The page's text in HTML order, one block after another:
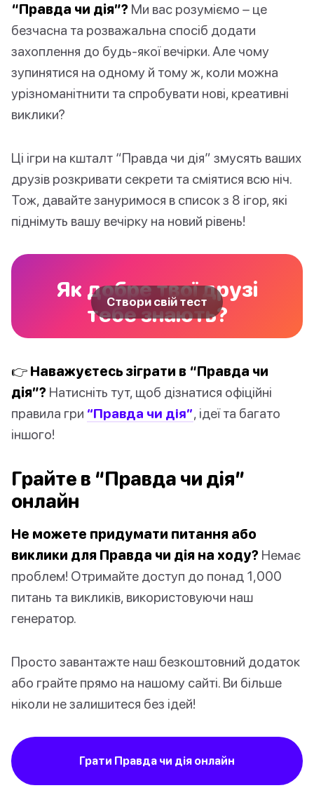
“Правда чи дія”? Ми вас розуміємо – це
безчасна та розважальна спосіб додати
захоплення до будь-якої вечірки. Але чому
зупинятися на одному й тому ж, коли можна
урізноманітнити та спробувати нові, креативні
виклики?
Ці ігри на кшталт “Правда чи дія” змусять ваших
друзів розкривати секрети та сміятися всю ніч.
Тож, давайте зануримося в список з 8 ігор, які
піднімуть вашу вечірку на новий рівень!
Як добре твої друзі
тебе знають?
Створи свій тест
👉 Наважуєтесь зіграти в “Правда чи
дія”? Натисніть тут, щоб дізнатися офіційні
правила гри “Правда чи дія”, ідеї та багато
іншого!
Грайте в “Правда чи дія”
онлайн
Не можете придумати питання або
виклики для Правда чи дія на ходу? Немає
проблем! Отримайте доступ до понад 1,000
питань та викликів, використовуючи наш
генератор.
Просто завантажте наш безкоштовний додаток
або грайте прямо на нашому сайті. Ви більше
ніколи не залишитеся без ідей!
Грати Правда чи дія онлайн